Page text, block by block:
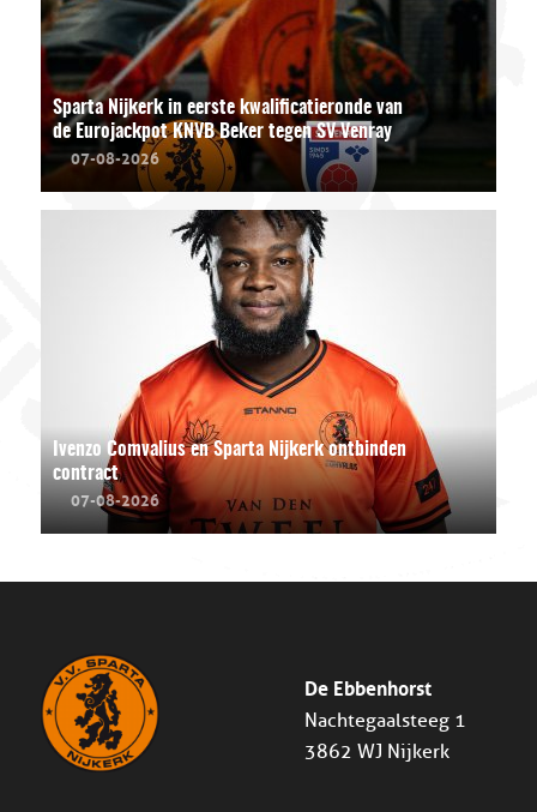
Sparta Nijkerk in eerste kwalificatieronde van
de Eurojackpot KNVB Beker tegen SV Venray
07-08-2026
Ivenzo Comvalius en Sparta Nijkerk ontbinden
contract
07-08-2026
De Ebbenhorst
Nachtegaalsteeg 1
3862 WJ Nijkerk